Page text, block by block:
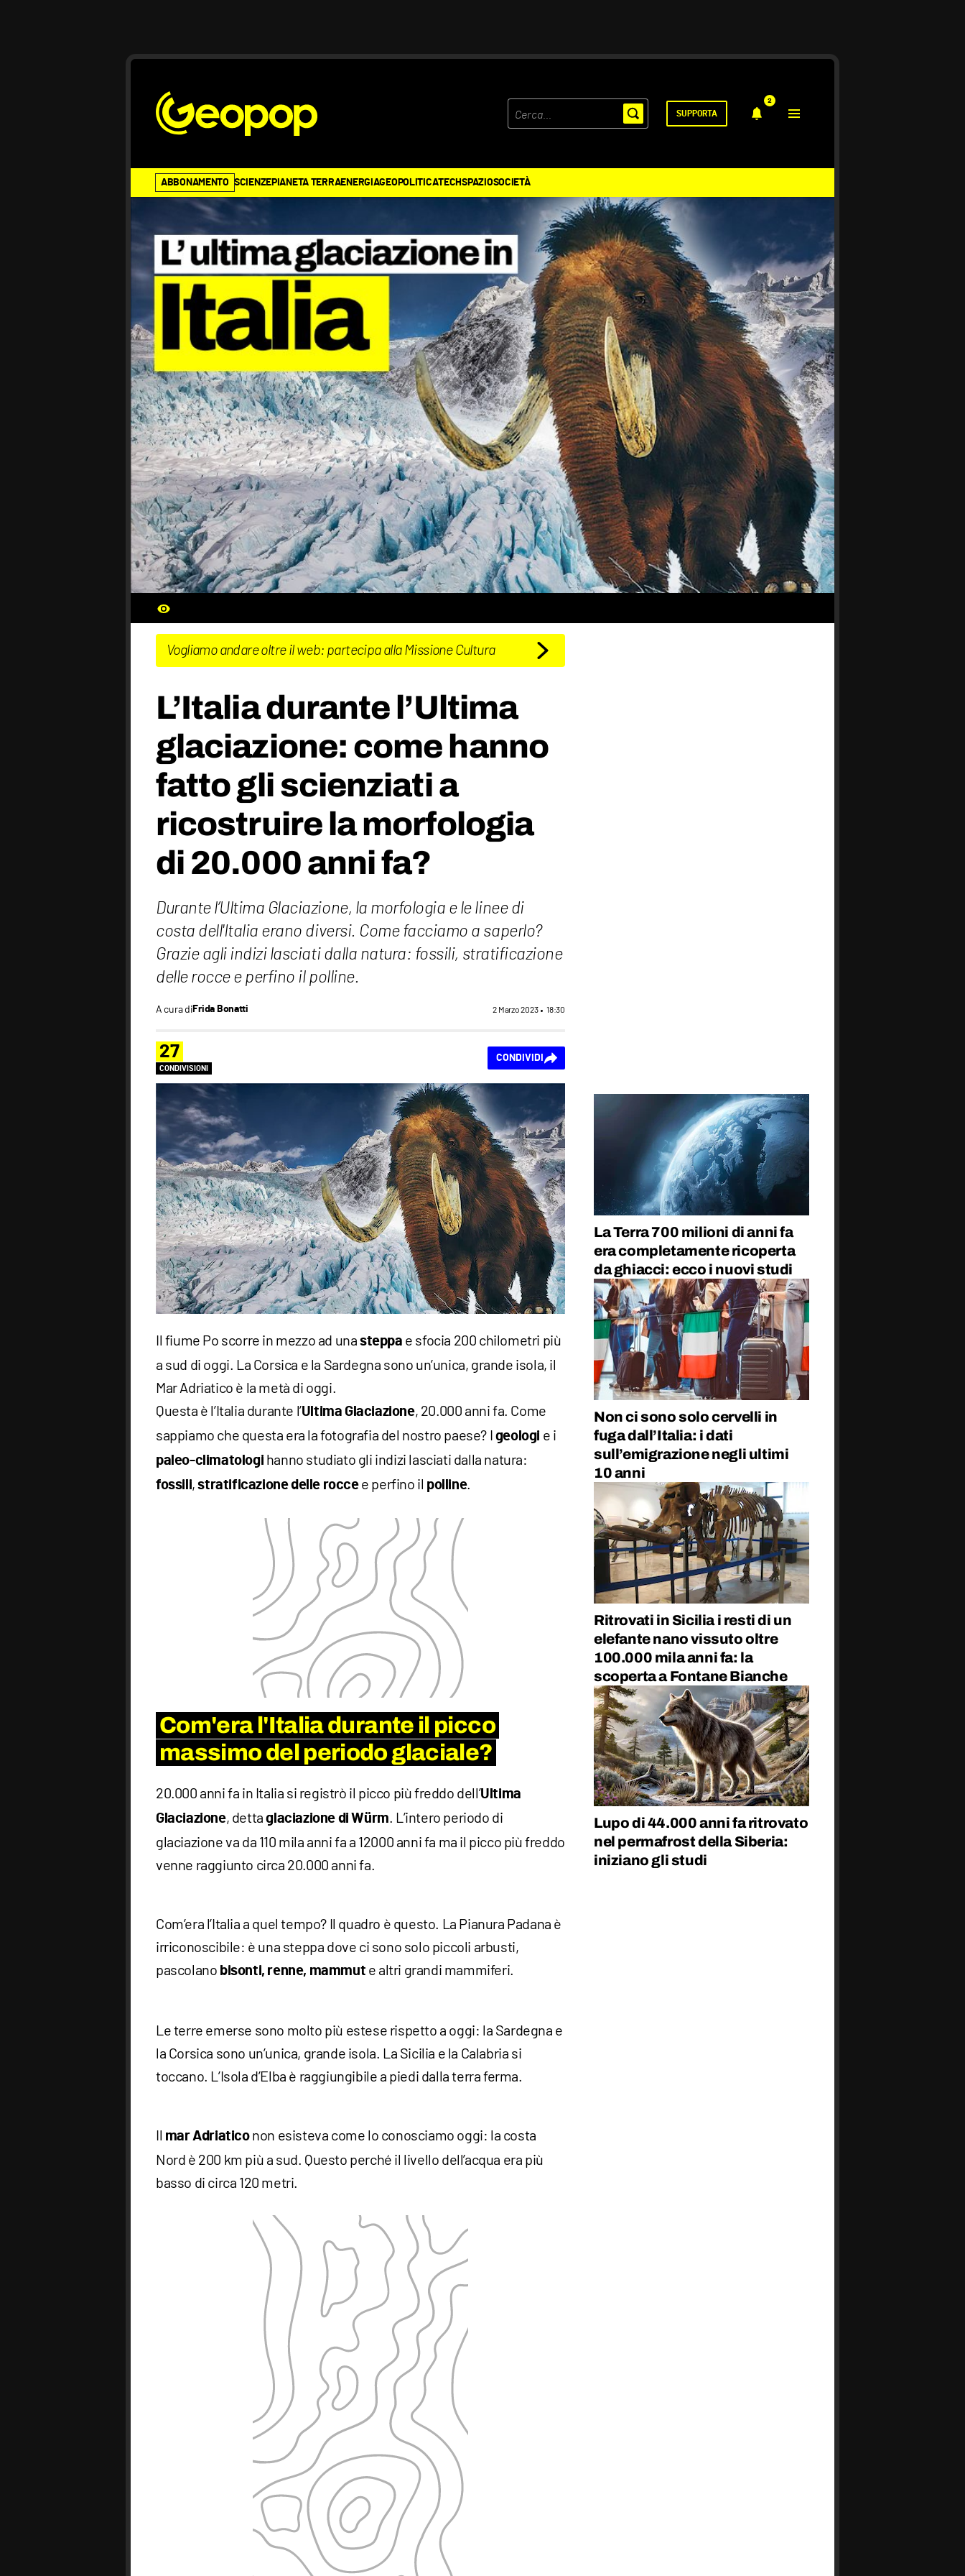
2
SUPPORTA
ABBONAMENTO SCIENZEPIANETA TERRAENERGIAGEOPOLITICATECHSPAZIOSOCIETÀ
Vogliamo andare oltre il web: partecipa alla Missione Cultura
L’Italia durante l’Ultima
glaciazione: come hanno
fatto gli scienziati a
ricostruire la morfologia
di 20.000 anni fa?
Durante l’Ultima Glaciazione, la morfologia e le linee di
costa dell'Italia erano diversi. Come facciamo a saperlo?
Grazie agli indizi lasciati dalla natura: fossili, stratificazione
delle rocce e perfino il polline.
A cura diFrida Bonatti 2 Marzo 2023 18:30
27
CONDIVISIONI
CONDIVIDI
Il fiume Po scorre in mezzo ad una steppa e sfocia 200 chilometri più
a sud di oggi. La Corsica e la Sardegna sono un’unica, grande isola, il
Mar Adriatico è la metà di oggi.
Questa è l’Italia durante l’Ultima Glaciazione, 20.000 anni fa. Come
sappiamo che questa era la fotografia del nostro paese? I geologi e i
paleo-climatologi hanno studiato gli indizi lasciati dalla natura:
fossili,stratificazione delle roccee perfino il polline.
Com'era l'Italia durante il picco
massimo del periodo glaciale?
20.000 anni fa in Italia si registrò il picco più freddo dell’Ultima
Glaciazione, dettaglaciazione di Würm. L’intero periodo di
glaciazione va da 110 mila anni fa a 12000 anni fa ma il picco più freddo
venne raggiunto circa 20.000 anni fa.
Com’era l’Italia a quel tempo? Il quadro è questo. La Pianura Padana è
irriconoscibile: è una steppa dove ci sono solo piccoli arbusti,
pascolano bisonti, renne, mammut e altri grandi mammiferi.
Le terre emerse sono molto più estese rispetto a oggi: la Sardegna e
la Corsica sono un’unica, grande isola. La Sicilia e la Calabria si
toccano. L’Isola d’Elba è raggiungibile a piedi dalla terra ferma.
Il mar Adriaticonon esisteva come lo conosciamo oggi: la costa
Nord è 200 km più a sud. Questo perché il livello dell’acqua era più
basso di circa 120 metri.
La Terra 700 milioni di anni fa
era completamente ricoperta
da ghiacci: ecco i nuovi studi
Non ci sono solo cervelli in
fuga dall’Italia: i dati
sull’emigrazione negli ultimi
10 anni
Ritrovati in Sicilia i resti di un
elefante nano vissuto oltre
100.000 mila anni fa: la
scoperta a Fontane Bianche
Lupo di 44.000 anni fa ritrovato
nel permafrost della Siberia:
iniziano gli studi